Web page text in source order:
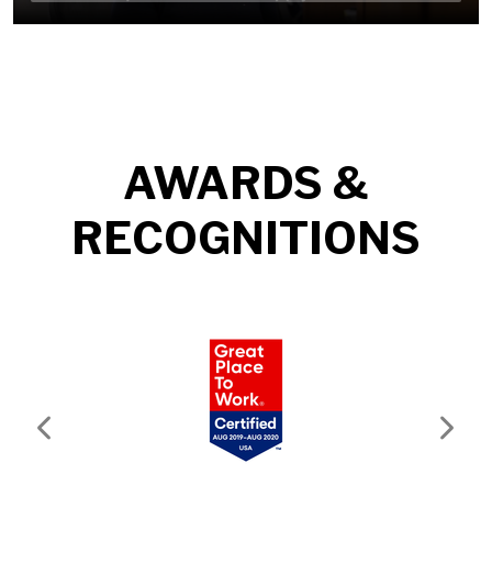
AWARDS &
RECOGNITIONS
Previous Next